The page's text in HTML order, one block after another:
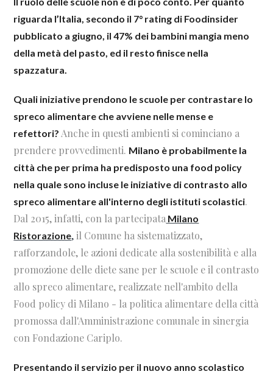
riguarda l’Italia, secondo il 7° rating di Foodinsider
pubblicato a giugno, il 47% dei bambini mangia meno
della metà del pasto, ed il resto finisce nella
spazzatura.
Quali iniziative prendono le scuole per contrastare lo
spreco alimentare che avviene nelle mense e
refettori? Anche in questi ambienti si cominciano a
prendere provvedimenti. Milano è probabilmente la
città che per prima ha predisposto una food policy
nella quale sono incluse le iniziative di contrasto allo
spreco alimentare all'interno degli istituti scolastici.
Dal 2015, infatti, con la partecipata Milano
Ristorazione,il Comune ha sistematizzato,
rafforzandole, le azioni dedicate alla sostenibilità e alla
promozione delle diete sane per le scuole e il contrasto
allo spreco alimentare, realizzate nell'ambito della
Food policy di Milano - la politica alimentare della città
promossa dall'Amministrazione comunale in sinergia
con Fondazione Cariplo.
Presentando il servizio per il nuovo anno scolastico